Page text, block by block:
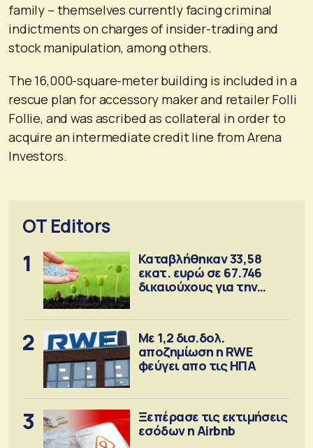
family – themselves currently facing criminal
indictments on charges of insider-trading and
stock manipulation, among others.
The 16,000-square-meter building is included in a
rescue plan for accessory maker and retailer Folli
Follie, and was ascribed as collateral in order to
acquire an intermediate credit line from Arena
Investors.
OT Editors
1
Καταβλήθηκαν 33,58
εκατ. ευρώ σε 67.746
δικαιούχους για την
2
Με 1,2 δισ.δολ.
αποζημίωση η RWE
φεύγει απο τις ΗΠΑ
3
Ξεπέρασε τις εκτιμήσεις
εσόδων η Airbnb